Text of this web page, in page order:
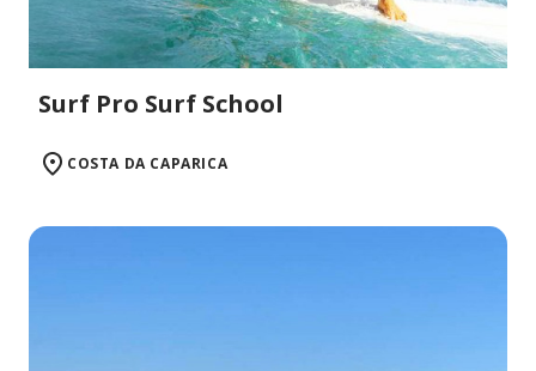
Surf Pro Surf School
COSTA DA CAPARICA